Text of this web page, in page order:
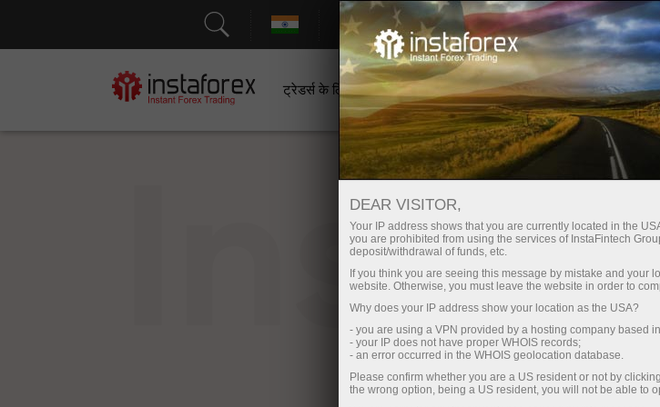
सहायता तुरंत खाता खोलना
ट्रेडर्स के लिए शुरुआती के लिए निवेशकों के लिए
DEAR VISITOR,
Your IP address shows that you are currently located in the
you are prohibited from using the services of InstaFintech
deposit/withdrawal of funds, etc.
If you think you are seeing this message by mistake and your
website. Otherwise, you must leave the website in order to
Why does your IP address show your location as the USA?
- you are using a VPN provided by a hosting company based
- your IP does not have proper WHOIS records;
- an error occurred in the WHOIS geolocation database.
Please confirm whether you are a US resident or not by
the wrong option, being a US resident, you will not be able to